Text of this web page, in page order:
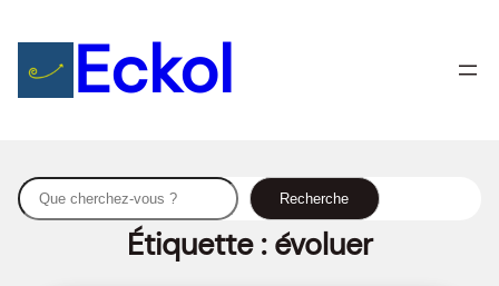
Eckol
S
e
Recherche
Étiquette : évoluer